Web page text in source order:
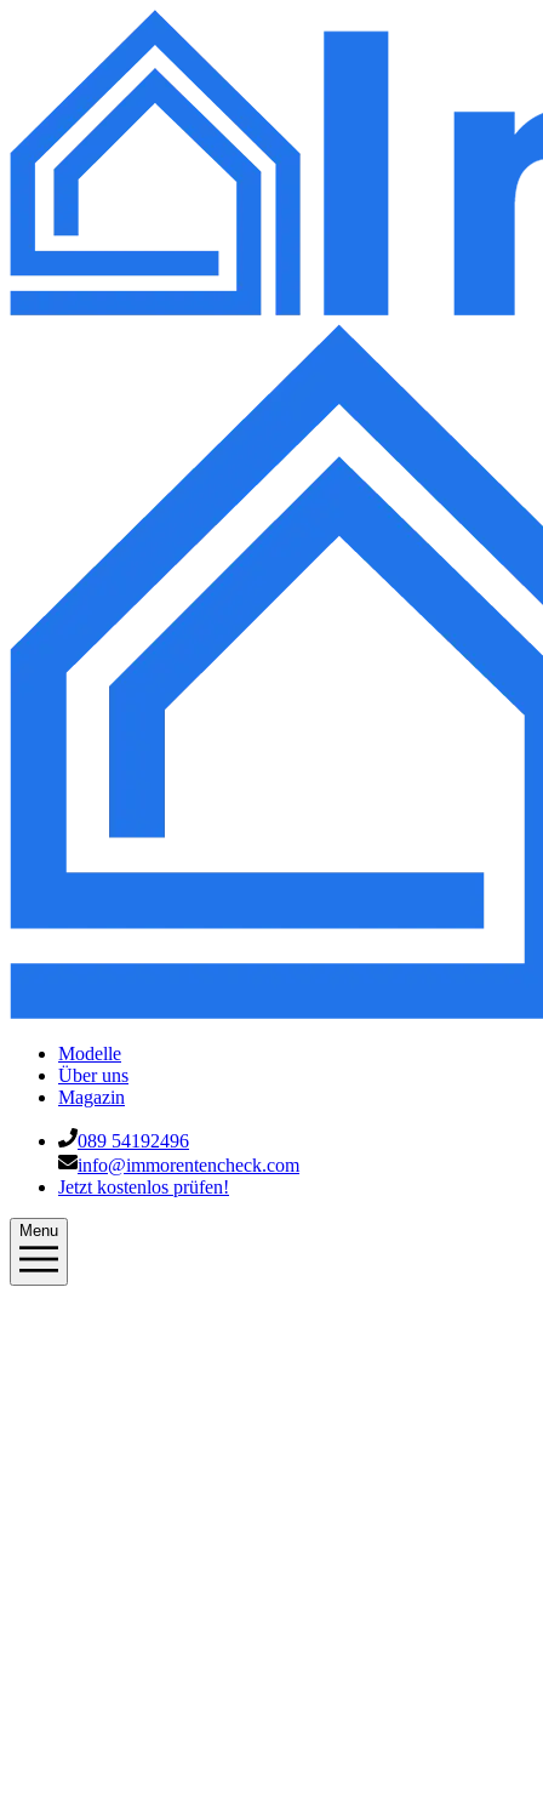
Modelle
Über uns
Magazin
089 54192496
info@immorentencheck.com
Jetzt kostenlos prüfen!
Menu